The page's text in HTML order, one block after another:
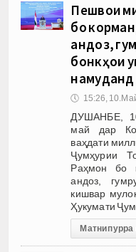
Пешвои
бо
андоз,
бонкҳои
намуданд
🕔 15:26,
ДУШАНБЕ,
май дар
ваҳдати
Ҷумҳурии
Раҳмон бо
андоз,
кишвар
Ҳукумати
Матни пурра